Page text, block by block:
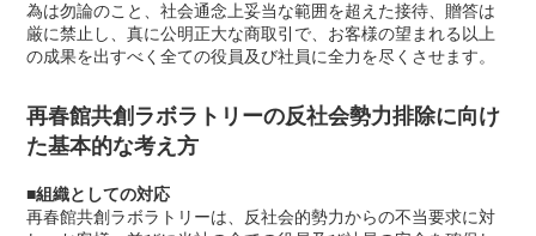
為は勿論のこと、社会通念上妥当な範囲を超えた接待、贈答は
厳に禁止し、真に公明正大な商取引で、お客様の望まれる以上
の成果を出すべく全ての役員及び社員に全力を尽くさせます。
再春館共創ラボラトリーの反社会勢力排除に向け
た基本的な考え方
■組織としての対応
再春館共創ラボラトリーは、反社会的勢力からの不当要求に対